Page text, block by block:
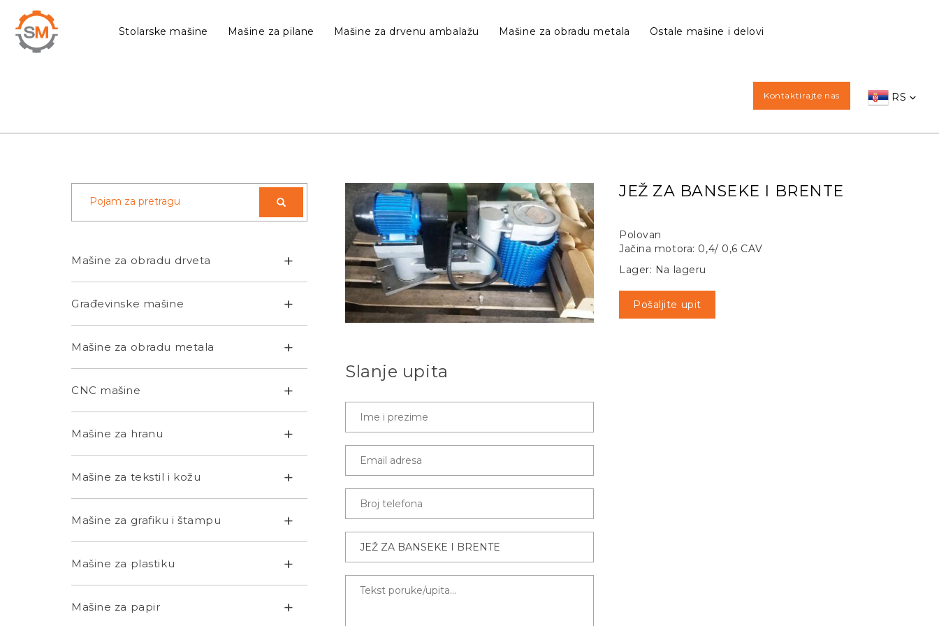
Stolarske mašine Mašine za pilane Mašine za drvenu ambalažu Mašine za obradu metala Ostale mašine i delovi
Kontaktirajte nas RS
Mašine za obradu drveta +
Građevinske mašine +
Mašine za obradu metala +
CNC mašine +
Mašine za hranu +
Mašine za tekstil i kožu +
Mašine za grafiku i štampu +
Mašine za plastiku +
Mašine za papir +
JEŽ ZA BANSEKE I BRENTE
Polovan
Jačina motora: 0,4/ 0,6 CAV
Lager: Na lageru
Pošaljite upit
Slanje upita